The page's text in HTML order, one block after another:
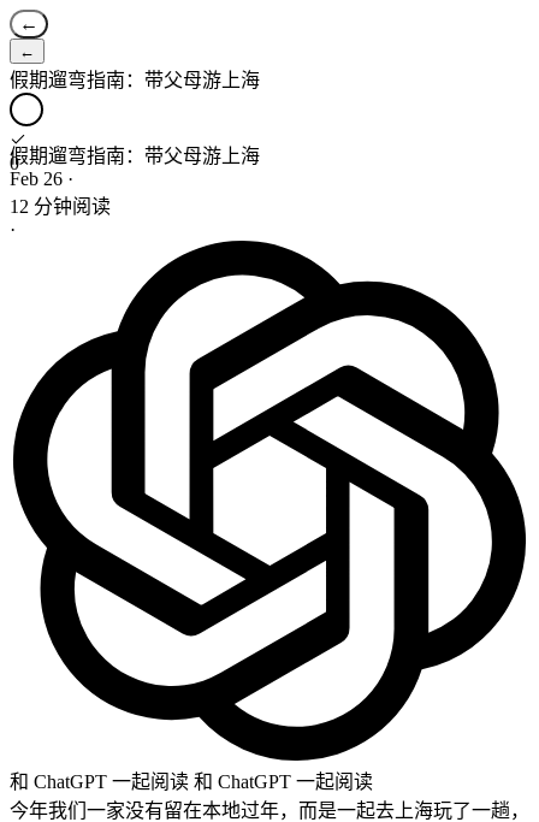
←
←
假期遛弯指南：带父母游上海
0
假期遛弯指南：带父母游上海
Feb 26 ·
12 分钟阅读
·
和 ChatGPT 一起阅读 和 ChatGPT 一起阅读
今年我们一家没有留在本地过年，而是一起去上海玩了一趟，